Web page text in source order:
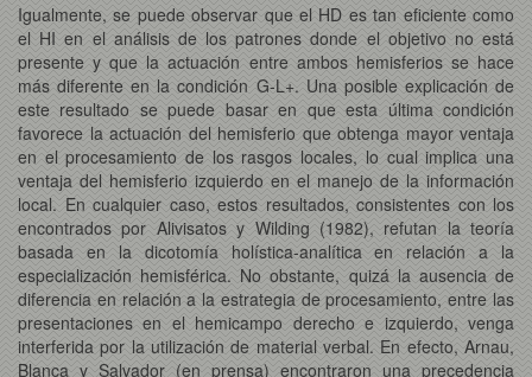
Igualmente, se puede observar que el HD es tan eficiente como
el HI en el análisis de los patrones donde el objetivo no está
presente y que la actuación entre ambos hemisferios se hace
más diferente en la condición G-L+. Una posible explicación de
este resultado se puede basar en que esta última condición
favorece la actuación del hemisferio que obtenga mayor ventaja
en el procesamiento de los rasgos locales, lo cual implica una
ventaja del hemisferio izquierdo en el manejo de la información
local. En cualquier caso, estos resultados, consistentes con los
encontrados por Alivisatos y Wilding (1982), refutan la teoría
basada en la dicotomía holística-analítica en relación a la
especialización hemisférica. No obstante, quizá la ausencia de
diferencia en relación a la estrategia de procesamiento, entre las
presentaciones en el hemicampo derecho e izquierdo, venga
interferida por la utilización de material verbal. En efecto, Arnau,
Blanca y Salvador (en prensa) encontraron una precedencia